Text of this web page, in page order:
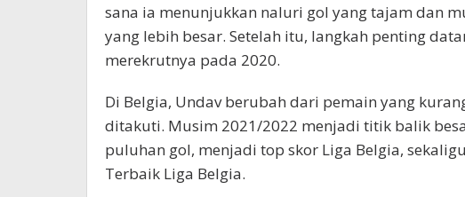
sana ia menunjukkan naluri gol yang tajam dan
yang lebih besar. Setelah itu, langkah penting
merekrutnya pada 2020.
Di Belgia, Undav berubah dari pemain yang
ditakuti. Musim 2021/2022 menjadi titik balik
puluhan gol, menjadi top skor Liga Belgia,
Terbaik Liga Belgia.